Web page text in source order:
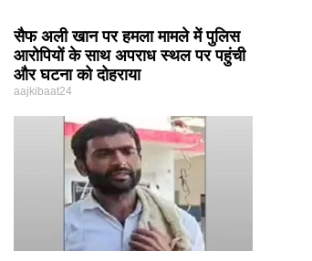
सैफ अली खान पर हमला मामले में पुलिस
आरोपियों के साथ अपराध स्थल पर पहुंची
और घटना को दोहराया
aajkibaat24